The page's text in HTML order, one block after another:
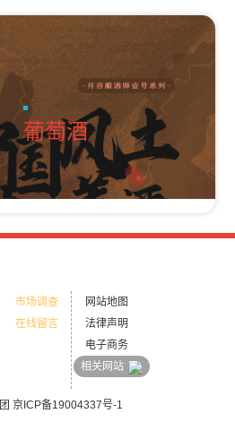
葡萄酒
市场调查
在线留言
网站地图
法律声明
电子商务
相关网站
京ICP备19004337号-1